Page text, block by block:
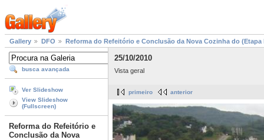
Gallery DFO Reforma do Refeitório e Conclusão da Nova Cozinha do (Etapa
busca avançada
Ver Slideshow
View Slideshow
(Fullscreen)
Reforma do Refeitório e
Conclusão da Nova
25/10/2010
Vista geral
primeiro anterior